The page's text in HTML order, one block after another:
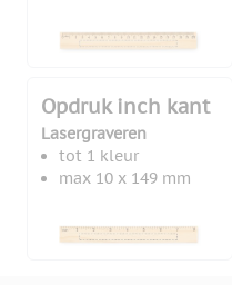
Opdruk inch kant
Lasergraveren
tot 1 kleur
max 10 x 149 mm